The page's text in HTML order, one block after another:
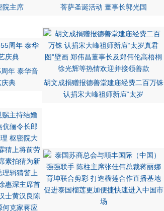
院主席
菩萨圣诞活动 董事长郭光国
年 泰华音
庆典
胡文成捐赠报德善堂建庙经费二百万铢
认捐宋大峰祖师新庙“太岁